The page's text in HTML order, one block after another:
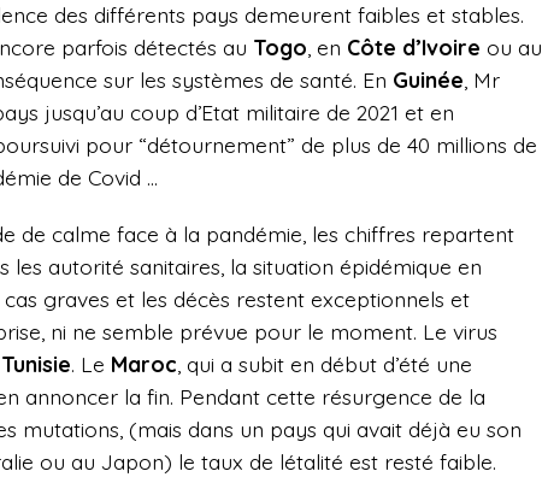
des différents pays demeurent faibles et stables.
parfois détectés au Togo , en Côte d’Ivoire ou au
sur les systèmes de santé. En Guinée , Mr
jusqu’au coup d’Etat militaire de 2021 et en
pour “détournement” de plus de 40 millions de
de Covid …
de calme face à la pandémie, les chiffres repartent
les autorité sanitaires, la situation épidémique en
graves et les décès restent exceptionnels et
ni ne semble prévue pour le moment. Le virus
Tunisie. Le Maroc , qui a subit en début d’été une
annoncer la fin. Pendant cette résurgence de la
mutations, (mais dans un pays qui avait déjà eu son
ou au Japon) le taux de létalité est resté faible.